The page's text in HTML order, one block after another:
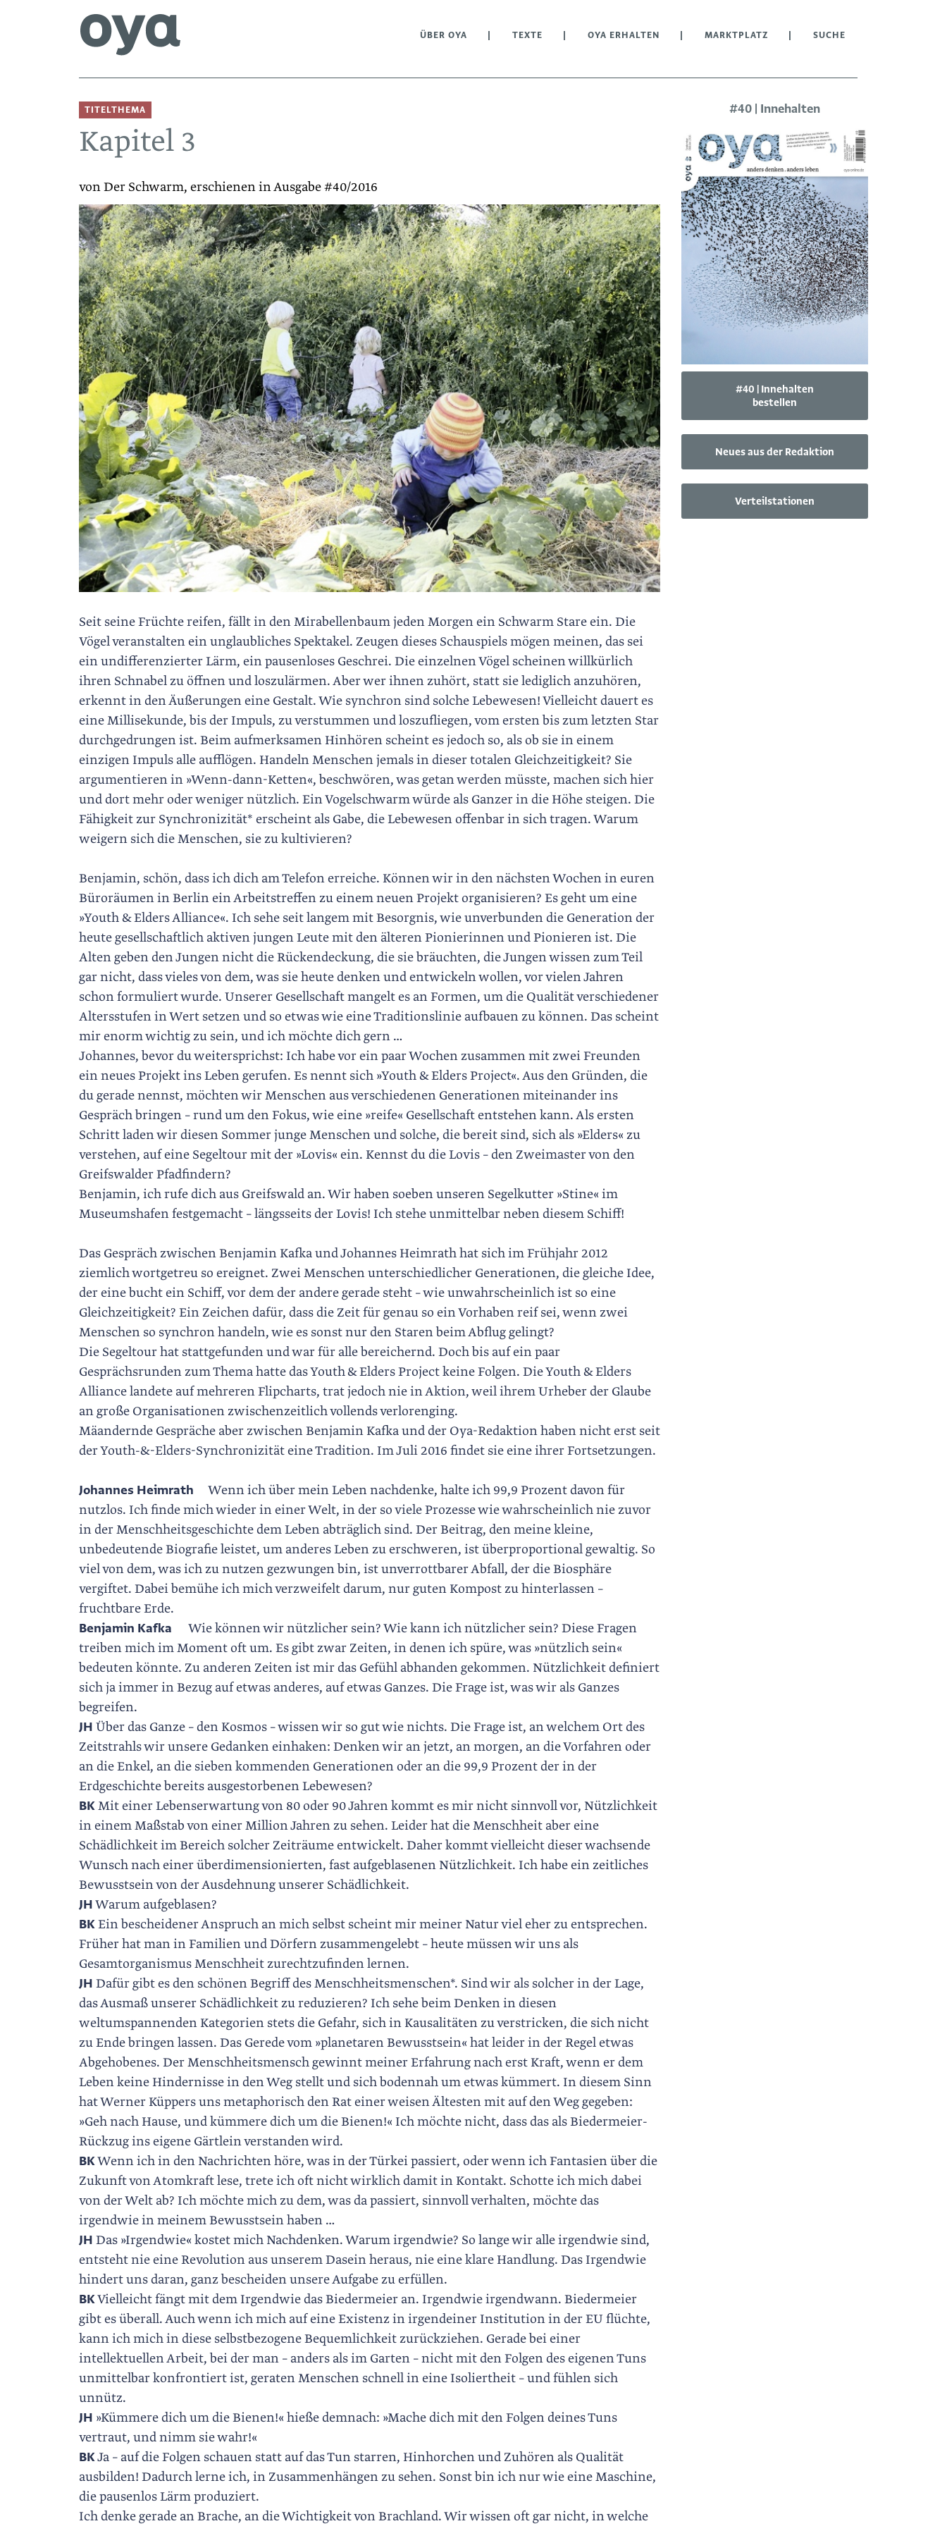
ÜBER OYA TEXTE OYA ERHALTEN MARKTPLATZ SUCHE
TITELTHEMA
Kapitel 3
von Der Schwarm, erschienen in Ausgabe #40/2016
Seit seine Früchte reifen, fällt in den Mirabellenbaum jeden Morgen ein Schwarm Stare ein. Die
Vögel veranstalten ein unglaubliches Spektakel. Zeugen dieses Schauspiels mögen meinen, das sei
ein undifferenzierter Lärm, ein pausenloses Geschrei. Die einzelnen Vögel scheinen willkürlich
ihren Schnabel zu öffnen und loszulärmen. Aber wer ihnen zuhört, statt sie lediglich anzuhören,
erkennt in den Äußerungen eine Gestalt. Wie synchron sind solche Lebewesen! Vielleicht dauert es
eine Millisekunde, bis der Impuls, zu verstummen und loszufliegen, vom ersten bis zum letzten Star
durchgedrungen ist. Beim aufmerksamen Hinhören scheint es ­jedoch so, als ob sie in einem
einzigen Impuls alle aufflögen. Handeln Menschen jemals in dieser totalen Gleichzeitigkeit? Sie
argumentieren in »Wenn-dann-Ketten«, beschwören, was getan werden müsste, machen sich hier
und dort mehr oder weniger nützlich. Ein Vogelschwarm würde als Ganzer in die Höhe steigen. Die
Fähigkeit zur Synchronizität* erscheint als Gabe, die Lebewesen offenbar in sich tragen. Warum
weigern sich die Menschen, sie zu kultivieren?
Benjamin, schön, dass ich dich am Telefon erreiche. Können wir in den nächsten Wochen in euren
Büroräumen in Berlin ein Arbeitstreffen zu einem neuen Projekt organisieren? Es geht um eine
»Youth & Elders Alliance«. Ich sehe seit langem mit Besorgnis, wie unverbunden die Generation der
heute gesellschaftlich aktiven jungen Leute mit den älteren Pionierinnen und Pionieren ist. Die
Alten geben den Jungen nicht die Rückendeckung, die sie bräuchten, die Jungen wissen zum Teil
gar nicht, dass vieles von dem, was sie heute denken und entwickeln wollen, vor vielen Jahren
schon formuliert wurde. Unserer Gesellschaft mangelt es an Formen, um die Qualität verschiedener
Altersstufen in Wert setzen und so etwas wie eine Traditionslinie aufbauen zu können. Das scheint
mir enorm wichtig zu sein, und ich möchte dich gern …
Johannes, bevor du weitersprichst: Ich habe vor ein paar Wochen zusammen mit zwei Freunden
ein neues Projekt ins Leben gerufen. Es nennt sich »Youth & ­Elders Project«. Aus den Gründen, die
du gerade nennst, möchten wir Menschen aus verschiedenen Generationen miteinander ins
Gespräch bringen – rund um den Fokus, wie eine »reife« Gesellschaft entstehen kann. Als ersten
Schritt laden wir diesen Sommer junge Menschen und solche, die bereit sind, sich als »Elders« zu
verstehen, auf eine Segeltour mit der »Lovis« ein. Kennst du die Lovis – den Zweimaster von den
Greifswalder Pfadfindern?
Benjamin, ich rufe dich aus Greifswald an. Wir ­haben soeben unseren Segelkutter »Stine« im
Museums­hafen festgemacht – längsseits der Lovis! Ich stehe unmittelbar neben diesem Schiff!
Das Gespräch zwischen Benjamin Kafka und Johannes Heimrath hat sich im Frühjahr 2012
ziemlich wortgetreu so ereignet. Zwei Menschen unterschiedlicher Generationen, die gleiche Idee,
der eine bucht ein Schiff, vor dem der andere gerade steht – wie unwahrscheinlich ist so eine
Gleichzeitigkeit? Ein Zeichen dafür, dass die Zeit für genau so ein Vorhaben reif sei, wenn zwei
Menschen so synchron handeln, wie es sonst nur den Staren beim Abflug ­gelingt?
Die Segeltour hat stattgefunden und war für alle bereichernd. Doch bis auf ein paar
Gesprächsrunden zum Thema hatte das Youth & Elders Project keine Folgen. Die Youth & Elders
Alliance landete auf mehreren Flipcharts, trat jedoch nie in Aktion, weil ihrem Urheber der Glaube
an große Organisationen zwischenzeitlich vollends verlorenging.
Mäandernde Gespräche aber zwischen Benjamin Kafka und der Oya-Redaktion haben nicht erst seit
der Youth-&-Elders-Synchronizität eine Tradition. Im Juli 2016 findet sie eine ihrer Fortsetzungen.
Johannes Heimrath Wenn ich über mein Leben nachdenke, halte ich 99,9 Prozent davon für
nutzlos. Ich finde mich wieder in einer Welt, in der so viele Prozesse wie wahrscheinlich nie zuvor
in der Menschheitsgeschichte dem Leben abträglich sind. Der Beitrag, den meine kleine,
unbedeutende Biografie leistet, um anderes Leben zu erschweren, ist überproportional gewaltig. So
viel von dem, was ich zu nutzen gezwungen bin, ist unverrottbarer Abfall, der die Biosphäre
vergiftet. Dabei bemühe ich mich verzweifelt darum, nur guten Kompost zu hinterlassen –
fruchtbare Erde.
Benjamin Kafka Wie können wir nützlicher sein? Wie kann ich nützlicher sein? Diese Fragen
treiben mich im Moment oft um. Es gibt zwar Zeiten, in denen ich spüre, was »nützlich sein«
bedeuten könnte. Zu anderen Zeiten ist mir das Gefühl abhanden gekommen. Nützlichkeit definiert
sich ja immer in Bezug auf etwas anderes, auf etwas Ganzes. Die Frage ist, was wir als Ganzes
begreifen.
JH Über das Ganze – den Kosmos – ­wissen wir so gut wie nichts. Die Frage ist, an welchem Ort des
Zeitstrahls wir unsere Gedanken einhaken: Denken wir an jetzt, an morgen, an die Vorfahren oder
an die Enkel, an die sieben kommenden Generationen oder an die 99,9 Prozent der in der
Erdgeschichte bereits ausgestorbenen ­Lebewesen?
BKMit einer Lebenserwartung von 80 oder 90 Jahren kommt es mir nicht sinnvoll vor, Nützlichkeit
in einem Maßstab von einer Million Jahren zu sehen. Leider hat die Menschheit aber eine
Schädlichkeit im Bereich solcher Zeiträume entwickelt. Daher kommt vielleicht dieser wachsende
Wunsch nach einer überdimensionierten, fast aufgeblasenen Nützlichkeit. Ich habe ein zeitliches
Bewusstsein von der Ausdehnung unserer Schädlichkeit.
JHWarum aufgeblasen?
BKEin bescheidener Anspruch an mich selbst scheint mir meiner Natur viel eher zu entsprechen.
Früher hat man in Familien und Dörfern zusammengelebt – heute müssen wir uns als
Gesamtorganismus Menschheit zurechtzufinden lernen.
JH Dafür gibt es den schönen Begriff des Menschheitsmenschen*. Sind wir als solcher in der Lage,
das Ausmaß unserer Schädlichkeit zu reduzieren? Ich sehe beim Denken in diesen
weltumspannenden Kategorien stets die Gefahr, sich in Kausalitäten zu verstricken, die sich nicht
zu Ende bringen lassen. Das Gerede vom »planetaren Bewusstsein« hat leider in der Regel etwas
Abgehobenes. Der Menschheitsmensch gewinnt meiner Erfahrung nach erst Kraft, wenn er dem
Leben keine Hindernisse in den Weg stellt und sich bodennah um etwas kümmert. In diesem Sinn
hat Werner Küppers uns metaphorisch den Rat einer weisen Ältesten mit auf den Weg gegeben:
»Geh nach Hause, und kümmere dich um die Bienen!« Ich möchte nicht, dass das als Biedermeier-
Rückzug ins eigene Gärtlein verstanden wird.
BKWenn ich in den Nachrichten höre, was in der Türkei passiert, oder wenn ich Fantasien über die
Zukunft von Atomkraft lese, trete ich oft nicht wirklich damit in Kontakt. Schotte ich mich dabei
von der Welt ab? Ich möchte mich zu dem, was da passiert, sinnvoll verhalten, möchte das
irgendwie in meinem Bewusstsein haben …
JH Das »Irgendwie« kostet mich Nachdenken. Warum irgendwie? So lange wir alle irgendwie sind,
entsteht nie eine Revolution aus unserem Dasein heraus, nie eine klare Handlung. Das Irgendwie
hindert uns daran, ganz bescheiden unsere Aufgabe zu erfüllen.
BKVielleicht fängt mit dem Irgendwie das Biedermeier an. Irgendwie irgendwann. Biedermeier
gibt es überall. Auch wenn ich mich auf eine Existenz in irgendeiner Institution in der EU flüchte,
kann ich mich in diese selbstbezogene Bequemlichkeit zurückziehen. Gerade bei einer
intellektuellen Arbeit, bei der man – anders als im Garten – nicht mit den Folgen des eigenen Tuns
unmittelbar konfrontiert ist, geraten Menschen schnell in eine Isoliertheit – und fühlen sich
unnütz.
JH »Kümmere dich um die Bienen!« hieße demnach: »Mache dich mit den Folgen deines Tuns
vertraut, und nimm sie wahr!«
BKJa – auf die Folgen schauen statt auf das Tun starren, Hinhorchen und Zuhören als Qualität
ausbilden! Dadurch lerne ich, in Zusammenhängen zu sehen. Sonst bin ich nur wie eine Maschine,
die pausenlos Lärm produziert.
Ich denke gerade an Brache, an die Wichtigkeit von Brachland. Wir wissen oft gar nicht, in welche
#40 | Innehalten
#40 | Innehalten
bestellen
Neues aus der Redaktion
Verteilstationen